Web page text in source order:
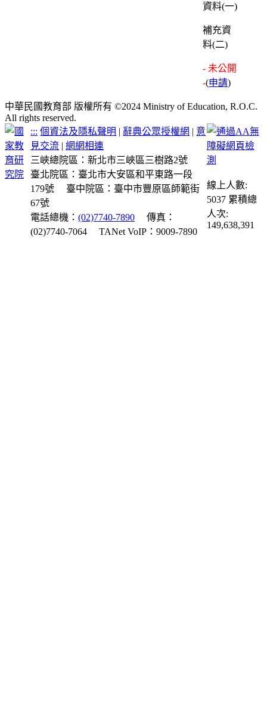
補充資
料(二)
- 未公開
-(申請)
中華民國教育部 版權所有 ©2024 Ministry of Education, R.O.C.
All rights reserved.
::: 個資法及隱私聲明 | 辭典公眾授權網 | 意
見交流 |網網相連
三峽總院區：新北市三峽區三樹路2號
臺北院區：臺北市大安區和平東路一段
179號
臺中院區：臺中市豐原區師範街
67號
電話總機：(02)7740-7890
傳真：
(02)7740-7064
TANet VoIP：9009-7890
線上人數:
5037 累積總
人次:
149,638,391